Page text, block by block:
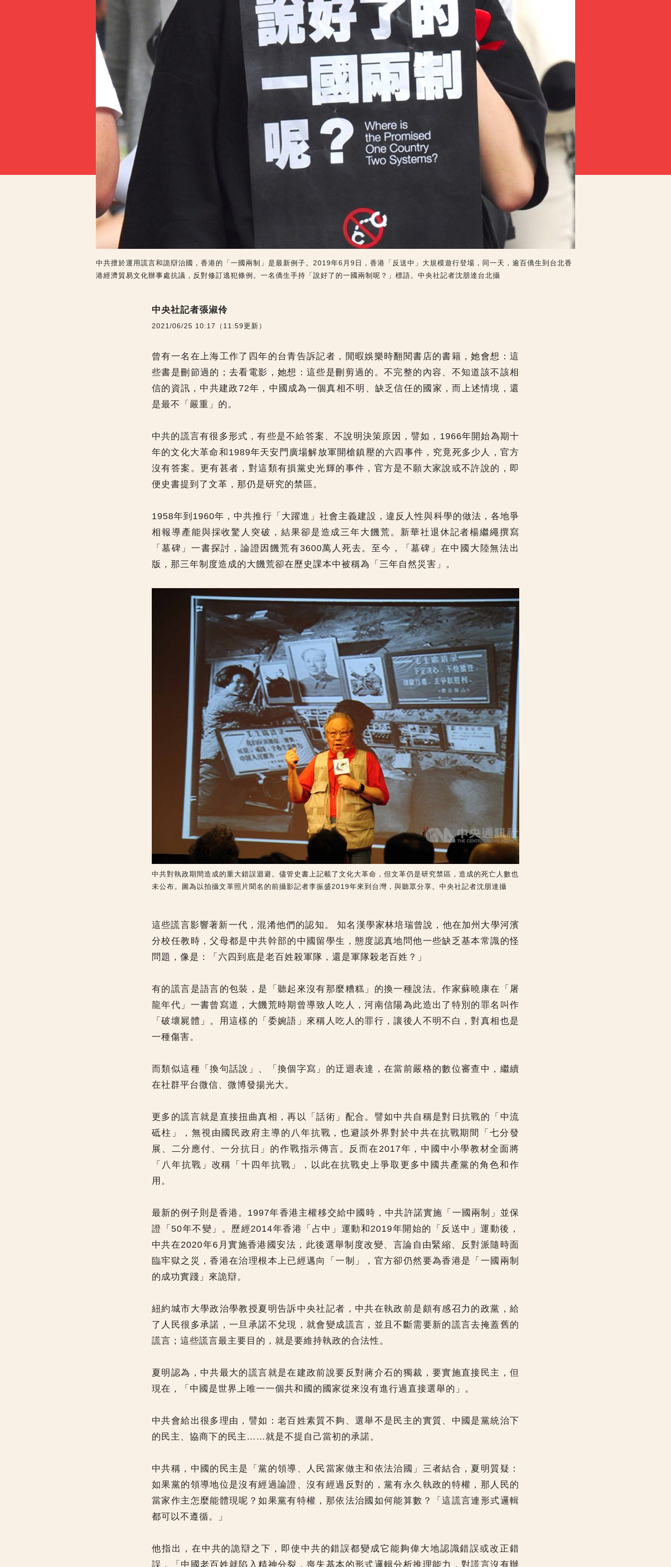
中共擅於運用謊言和詭辯治國，香港的「一國兩制」是最新例子。2019年6月9日，香港「反送中」大規模遊行登場，同一天，逾百僑生到台北香
港經濟貿易文化辦事處抗議，反對修訂逃犯條例。一名僑生手持「說好了的一國兩制呢？」標語。中央社記者沈朋達台北攝
中央社記者張淑伶
2021/06/25 10:17（11:59更新）
曾有一名在上海工作了四年的台青告訴記者，閒暇娛樂時翻閱書店的書籍，她會想：這
些書是刪節過的；去看電影，她想：這些是刪剪過的。不完整的內容、不知道該不該相
信的資訊，中共建政72年，中國成為一個真相不明、缺乏信任的國家，而上述情境，還
是最不「嚴重」的。
中共的謊言有很多形式，有些是不給答案、不說明決策原因，譬如，1966年開始為期十
年的文化大革命和1989年天安門廣場解放軍開槍鎮壓的六四事件，究竟死多少人，官方
沒有答案。更有甚者，對這類有損黨史光輝的事件，官方是不願大家說或不許說的，即
便史書提到了文革，那仍是研究的禁區。
1958年到1960年，中共推行「大躍進」社會主義建設，違反人性與科學的做法，各地爭
相報導產能與採收驚人突破，結果卻是造成三年大饑荒。新華社退休記者楊繼繩撰寫
「墓碑」一書探討，論證因饑荒有3600萬人死去。至今，「墓碑」在中國大陸無法出
版，那三年制度造成的大饑荒卻在歷史課本中被稱為「三年自然災害」。
中共對執政期間造成的重大錯誤迴避。儘管史書上記載了文化大革命，但文革仍是研究禁區，造成的死亡人數也
未公布。圖為以拍攝文革照片聞名的前攝影記者李振盛2019年來到台灣，與聽眾分享。中央社記者沈朋達攝
這些謊言影響著新一代，混淆他們的認知。 知名漢學家林培瑞曾說，他在加州大學河濱
分校任教時，父母都是中共幹部的中國留學生，態度認真地問他一些缺乏基本常識的怪
問題，像是：「六四到底是老百姓殺軍隊，還是軍隊殺老百姓？」
有的謊言是語言的包裝，是「聽起來沒有那麼糟糕」的換一種說法。作家蘇曉康在「屠
龍年代」一書曾寫道，大饑荒時期曾導致人吃人，河南信陽為此造出了特別的罪名叫作
「破壞屍體」。用這樣的「委婉語」來稱人吃人的罪行，讓後人不明不白，對真相也是
一種傷害。
而類似這種「換句話說」、「換個字寫」的迂迴表達，在當前嚴格的數位審查中，繼續
在社群平台微信、微博發揚光大。
更多的謊言就是直接扭曲真相，再以「話術」配合。譬如中共自稱是對日抗戰的「中流
砥柱」，無視由國民政府主導的八年抗戰，也避談外界對於中共在抗戰期間「七分發
展、二分應付、一分抗日」的作戰指示傳言。反而在2017年，中國中小學教材全面將
「八年抗戰」改稱「十四年抗戰」，以此在抗戰史上爭取更多中國共產黨的角色和作
用。
最新的例子則是香港。1997年香港主權移交給中國時，中共許諾實施「一國兩制」並保
證「50年不變」。歷經2014年香港「占中」運動和2019年開始的「反送中」運動後，
中共在2020年6月實施香港國安法，此後選舉制度改變、言論自由緊縮、反對派隨時面
臨牢獄之災，香港在治理根本上已經邁向「一制」，官方卻仍然要為香港是「一國兩制
的成功實踐」來詭辯。
紐約城市大學政治學教授夏明告訴中央社記者，中共在執政前是頗有感召力的政黨，給
了人民很多承諾，一旦承諾不兌現，就會變成謊言，並且不斷需要新的謊言去掩蓋舊的
謊言；這些謊言最主要目的，就是要維持執政的合法性。
夏明認為，中共最大的謊言就是在建政前說要反對蔣介石的獨裁，要實施直接民主，但
現在，「中國是世界上唯一一個共和國的國家從來沒有進行過直接選舉的」。
中共會給出很多理由，譬如：老百姓素質不夠、選舉不是民主的實質、中國是黨統治下
的民主、協商下的民主……就是不提自己當初的承諾。
中共稱，中國的民主是「黨的領導、人民當家做主和依法治國」三者結合，夏明質疑：
如果黨的領導地位是沒有經過論證、沒有經過反對的，黨有永久執政的特權，那人民的
當家作主怎麼能體現呢？如果黨有特權，那依法治國如何能算數？「這謊言連形式邏輯
都可以不遵循。」
他指出，在中共的詭辯之下，即使中共的錯誤都變成它能夠偉大地認識錯誤或改正錯
誤，「中國老百姓就陷入精神分裂，喪失基本的形式邏輯分析推理能力，對謊言沒有辦